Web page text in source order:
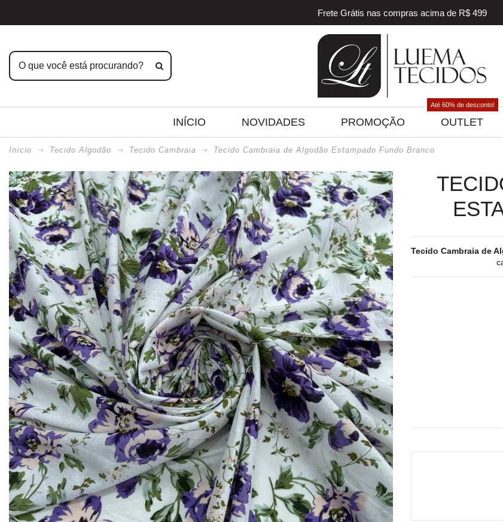
Frete Grátis nas compras acima de R$ 499
5% off na sua primeira compra! Utilize o cupom
5% de desconto para pagamento via PIX e BOLETO
Frete Grátis nas compras acima de R$ 499
INÍCIO NOVIDADES PROMOÇÃO OUTLET
Até 60% de desconto!
Início Tecido Algodão Tecido Cambraia Tecido Cambraia de Algodão Estampado Fundo Branco
Tecido Cambraia de